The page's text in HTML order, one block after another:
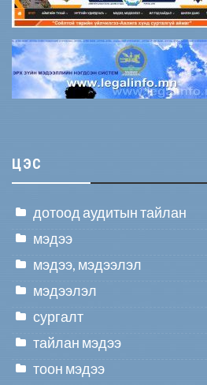
ЦЭС
дотоод аудитын тайлан
мэдээ
мэдээ, мэдээлэл
мэдээлэл
сургалт
тайлан мэдээ
тоон мэдээ